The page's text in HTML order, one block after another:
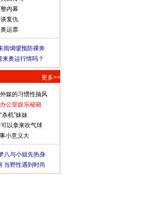
内幕
复仇
运票
雨绸缪预防裸奔
来奥运行情吗？
更多>>
媒的习惯性抽风
公室娱乐秘籍
杀机”妹妹
以拿来吹气球
小意义大
八与小姐先热身
当野性遇到时尚